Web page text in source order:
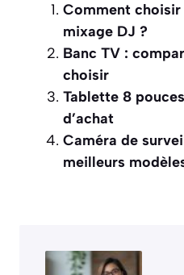
Comment
mixage DJ ?
Banc TV :
choisir
Tablette 8
d’achat
Caméra de
meilleurs